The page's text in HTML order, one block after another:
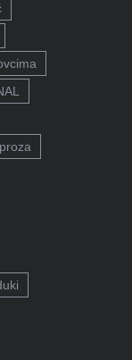
proza